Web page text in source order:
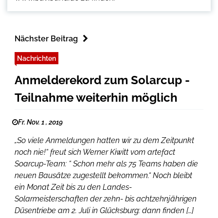
Nächster Beitrag
Nachrichten
Anmelderekord zum Solarcup -
Teilnahme weiterhin möglich
Fr. Nov. 1 , 2019
„So viele Anmeldungen hatten wir zu dem Zeitpunkt
noch nie!“ freut sich Werner Kiwitt vom artefact
Soarcup-Team: “ Schon mehr als 75 Teams haben die
neuen Bausätze zugestellt bekommen.“ Noch bleibt
ein Monat Zeit bis zu den Landes-
Solarmeisterschaften der zehn- bis achtzehnjährigen
Düsentriebe am 2. Juli in Glücksburg: dann finden […]